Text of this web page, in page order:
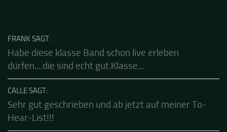
FRANK SAGT:
dürfen....die sind echt gut.Klasse...
CALLE SAGT: